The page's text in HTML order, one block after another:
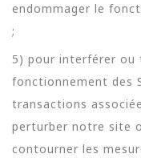
endommager le
;
5) pour interférer ou
fonctionnement des
transactions
perturber notre site
contourner les